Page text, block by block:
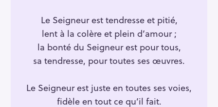
Le Seigneur est tendresse et pitié,
lent à la colère et plein d’amour ;
la bonté du Seigneur est pour tous,
sa tendresse, pour toutes ses œuvres.
Le Seigneur est juste en toutes ses voies,
fidèle en tout ce qu’il fait.